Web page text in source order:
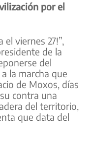
por el
el viernes 27!”,
de la
del
la marcha que
de Moxos, días
contra una
del territorio,
que data del